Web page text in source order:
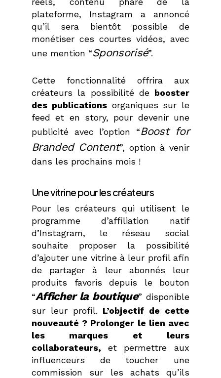
plateforme, Instagram a annoncé
qu’il sera bientôt possible de
monétiser ces courtes vidéos, avec
une mention “Sponsorisé”.
Cette fonctionnalité offrira aux
créateurs la possibilité de booster
des publicationsorganiques sur le
feed et en story, pour devenir une
publicité avec l’option “Boost for
Branded Content”, option à venir
dans les prochains mois !
Une vitrine pour les créateurs
Pour les créateurs qui utilisent le
programme d’affiliation natif
d’Instagram, le réseau social
souhaite proposer la possibilité
d’ajouter une vitrine à leur profil afin
de partager à leur abonnés leur
produits favoris depuis le bouton
“Afficher la boutique” disponible
sur leur profil. L’objectif de cette
nouveauté ? Prolonger le lien avec
les marques et leurs
collaborateurs, et permettre aux
influenceurs de toucher une
commission sur les achats qu’ils